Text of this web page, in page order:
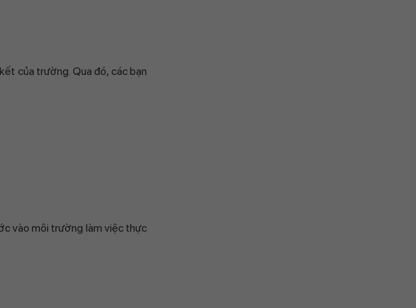
của trường. Qua đó, các bạn
vào môi trường làm việc thực